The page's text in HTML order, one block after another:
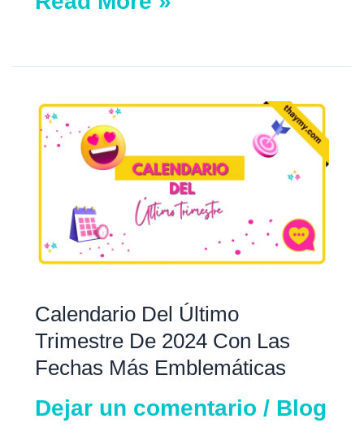
Calendario Del Último
Trimestre De 2024 Con Las
Fechas Más Emblemáticas
Dejar un comentario / Blog
Calendario
del
último
trimestre
2024
con
fechas
más
emblemáticas